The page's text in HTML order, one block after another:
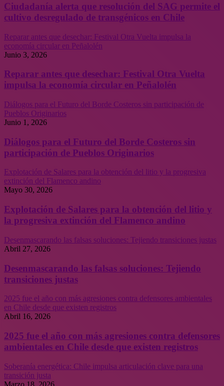
Ciudadanía alerta que resolución del SAG permite el
cultivo desregulado de transgénicos en Chile
Reparar antes que desechar: Festival Otra Vuelta impulsa la
economía circular en Peñalolén
Junio 3, 2026
Reparar antes que desechar: Festival Otra Vuelta
impulsa la economía circular en Peñalolén
Diálogos para el Futuro del Borde Costeros sin participación de
Pueblos Originarios
Junio 1, 2026
Diálogos para el Futuro del Borde Costeros sin
participación de Pueblos Originarios
Explotación de Salares para la obtención del litio y la progresiva
extinción del Flamenco andino
Mayo 30, 2026
Explotación de Salares para la obtención del litio y
la progresiva extinción del Flamenco andino
Desenmascarando las falsas soluciones: Tejiendo transiciones justas
Abril 27, 2026
Desenmascarando las falsas soluciones: Tejiendo
transiciones justas
2025 fue el año con más agresiones contra defensores ambientales
en Chile desde que existen registros
Abril 16, 2026
2025 fue el año con más agresiones contra defensores
ambientales en Chile desde que existen registros
Soberanía energética: Chile impulsa articulación clave para una
transición justa
Marzo 18, 2026